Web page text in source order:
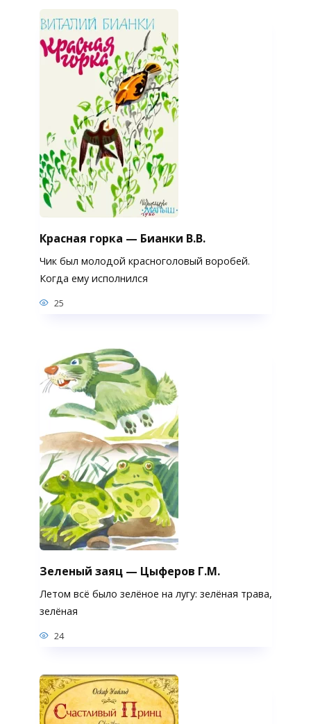
Красная горка — Бианки В.В.
Чик был молодой красноголовый воробей.
Когда ему исполнился
25
Зеленый заяц — Цыферов Г.М.
Летом всё было зелёное на лугу: зелёная трава,
зелёная
24